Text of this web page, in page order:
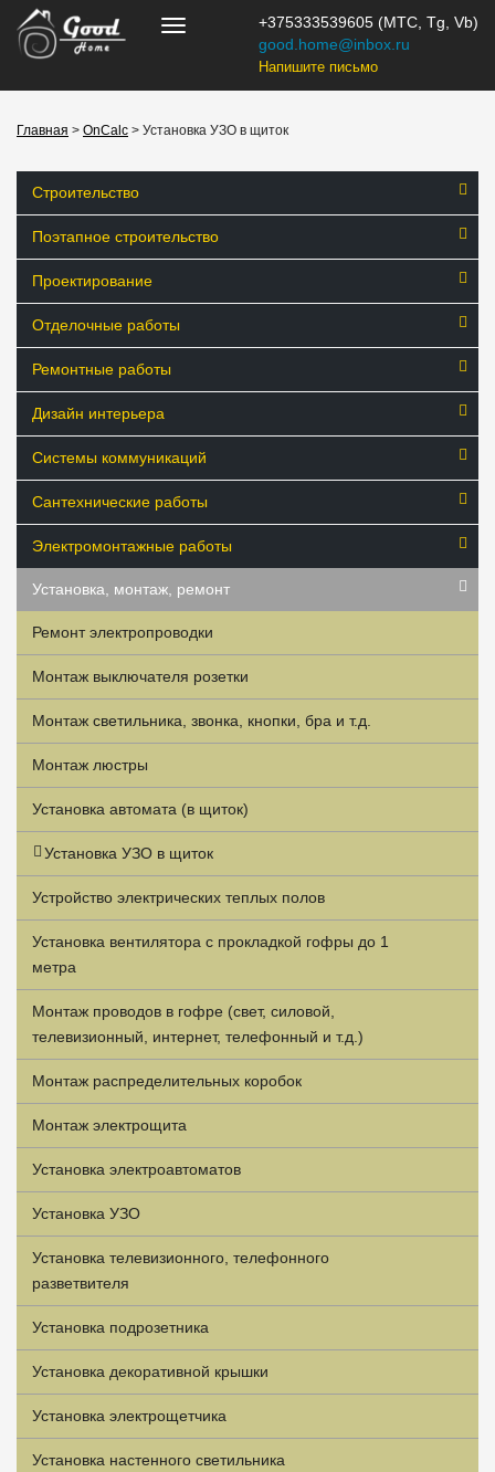
+375333539605 (МТС, Tg, Vb)
good.home@inbox.ru
Напишите письмо
Главная > OnCalc > Установка УЗО в щиток
Строительство
Поэтапное строительство
Проектирование
Отделочные работы
Ремонтные работы
Дизайн интерьера
Системы коммуникаций
Сантехнические работы
Электромонтажные работы
Установка, монтаж, ремонт
Ремонт электропроводки
Монтаж выключателя розетки
Монтаж светильника, звонка, кнопки, бра и т.д.
Монтаж люстры
Установка автомата (в щиток)
Установка УЗО в щиток
Устройство электрических теплых полов
Установка вентилятора с прокладкой гофры до 1
метра
Монтаж проводов в гофре (свет, силовой,
телевизионный, интернет, телефонный и т.д.)
Монтаж распределительных коробок
Монтаж электрощита
Установка электроавтоматов
Установка УЗО
Установка телевизионного, телефонного
разветвителя
Установка подрозетника
Установка декоративной крышки
Установка электрощетчика
Установка настенного светильника